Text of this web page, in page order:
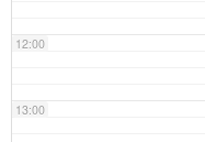
12:00
13:00